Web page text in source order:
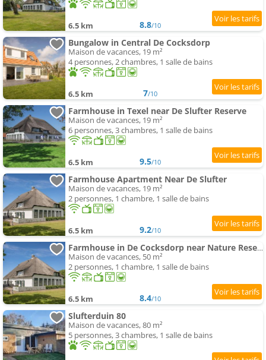
6.5 km 8.8/10
Bungalow in Central De Cocksdorp
Maison de vacances, 19 m²
4 personnes, 2 chambres, 1 salle de bains
6.5 km 7/10
Farmhouse in Texel near De Slufter Reserve
Maison de vacances, 19 m²
6 personnes, 3 chambres, 1 salle de bains
6.5 km 9.5/10
Farmhouse Apartment Near De Slufter
Maison de vacances, 19 m²
2 personnes, 1 chambre, 1 salle de bains
6.5 km 9.2/10
Farmhouse in De Cocksdorp near Nature Reserve
Maison de vacances, 50 m²
2 personnes, 1 chambre, 1 salle de bains
6.5 km 8.4/10
Slufterduin 80
Maison de vacances, 80 m²
5 personnes, 3 chambres, 1 salle de bains